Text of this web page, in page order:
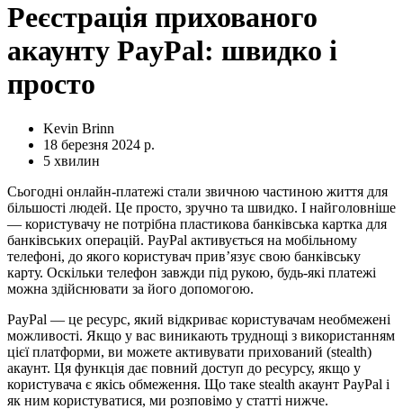
Реєстрація прихованого
акаунту PayPal: швидко і
просто
Kevin Brinn
18 березня 2024 р.
5 хвилин
Сьогодні онлайн-платежі стали звичною частиною життя для
більшості людей. Це просто, зручно та швидко. І найголовніше
— користувачу не потрібна пластикова банківська картка для
банківських операцій. PayPal активується на мобільному
телефоні, до якого користувач прив’язує свою банківську
карту. Оскільки телефон завжди під рукою, будь-які платежі
можна здійснювати за його допомогою.
PayPal — це ресурс, який відкриває користувачам необмежені
можливості. Якщо у вас виникають труднощі з використанням
цієї платформи, ви можете активувати прихований (stealth)
акаунт. Ця функція дає повний доступ до ресурсу, якщо у
користувача є якісь обмеження. Що таке stealth акаунт PayPal і
як ним користуватися, ми розповімо у статті нижче.